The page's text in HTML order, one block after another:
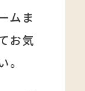
ムま
お気